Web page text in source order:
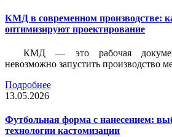
КМД в современном производстве:
оптимизируют проектирование
КМД — это рабочая
невозможно запустить производство
Подробнее
13.05.2026
Футбольная форма с нанесением:
технологии кастомизации